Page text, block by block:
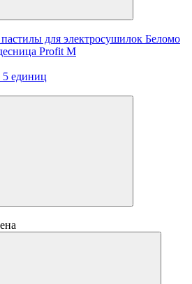
для электросушилок Беломо
Profit M
5 единиц